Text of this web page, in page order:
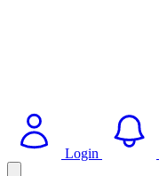
Login